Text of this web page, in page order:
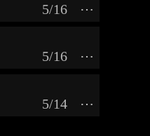
⋯
5/16
⋯
5/16
⋯
5/14